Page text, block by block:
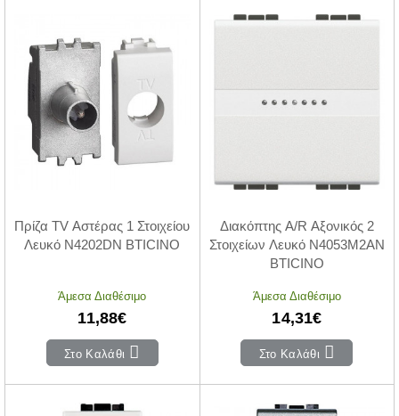
Πρίζα TV Αστέρας 1 Στοιχείου
Λευκό N4202DN BTICINO
Άμεσα Διαθέσιμο
11,88€
Στο Καλάθι
Διακόπτης A/R Αξονικός 2
Στοιχείων Λευκό N4053M2AN
BTICINO
Άμεσα Διαθέσιμο
14,31€
Στο Καλάθι